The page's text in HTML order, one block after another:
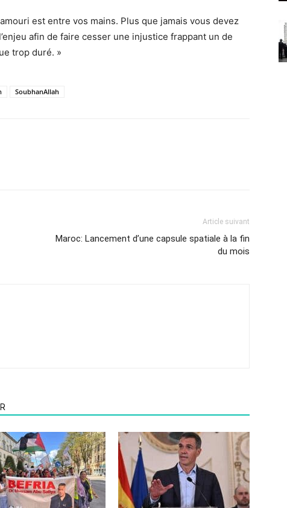
est entre vos mains. Plus que jamais vous devez
afin de faire cesser une injustice frappant un de
trop duré. »
SoubhanAllah
Article suivant
Maroc: Lancement d’une capsule spatiale à la fin
du mois